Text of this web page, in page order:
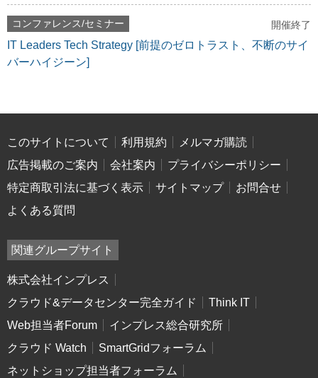
コンファレンス/セミナー 開催終了
IT Leaders Tech Strategy [前提のゼロトラスト、不断のサイ
バーハイジーン]
このサイトについて 利用規約
メルマガ購読
広告掲載のご案内
会社案内
プライバシーポリシー
特定商取引法に基づく表示
サイトマップ
お問合せ
よくある質問
関連グループサイト
株式会社インプレス
クラウド&データセンター完全ガイド
Think IT
Web担当者Forum
インプレス総合研究所
クラウド Watch
SmartGridフォーラム
ネットショップ担当者フォーラム